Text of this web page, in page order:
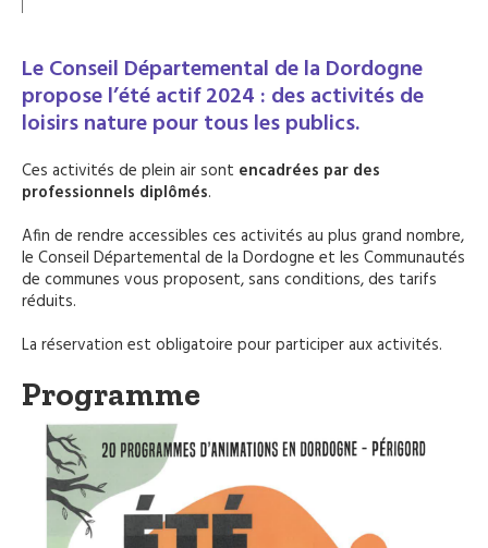
Le Conseil Départemental de la Dordogne
propose l’été actif 2024 : des activités de
loisirs nature pour tous les publics.
Ces activités de plein air sont encadrées par des
professionnels diplômés.
Afin de rendre accessibles ces activités au plus grand nombre,
le Conseil Départemental de la Dordogne et les Communautés
de communes vous proposent, sans conditions, des tarifs
réduits.
La réservation est obligatoire pour participer aux activités.
Programme